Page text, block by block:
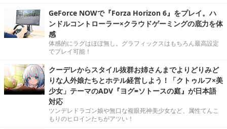
GeForce NOWで『Forza Horizon 6』をプレイ。ハ
ンドルコントローラー×クラウドゲーミングの底力を体
感
体感的にラグはほぼ無し。グラフィックスはもちろん最高設定
でプレイ可能！
クーデレからスタイル抜群お姉さんまでよりどりみど
りな人外娘たちとホテル経営しよう！「クトゥルフ×美
少女」テーマのADV『ヨグ=ソトースの庭』が日本語
対応
ツンデレドラゴン娘や無口な複眼死神美少女など、属性てんこ
もりのヒロインたちがアツい！